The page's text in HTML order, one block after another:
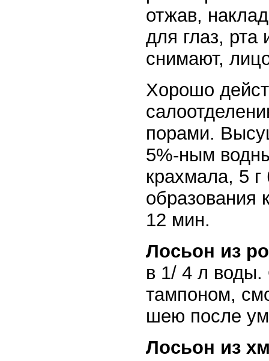
отжав,
для глаз, рта
снимают,
Хорошо
порами.
5%-ным
крахмала, 5
12 мин.
Лосьон из
в 1/ 4 л воды.
тампоном,
шею после
Лосьон из